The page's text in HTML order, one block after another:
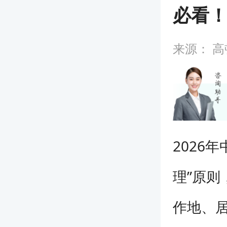
必看！
来源：
2026年
理”原
作地、